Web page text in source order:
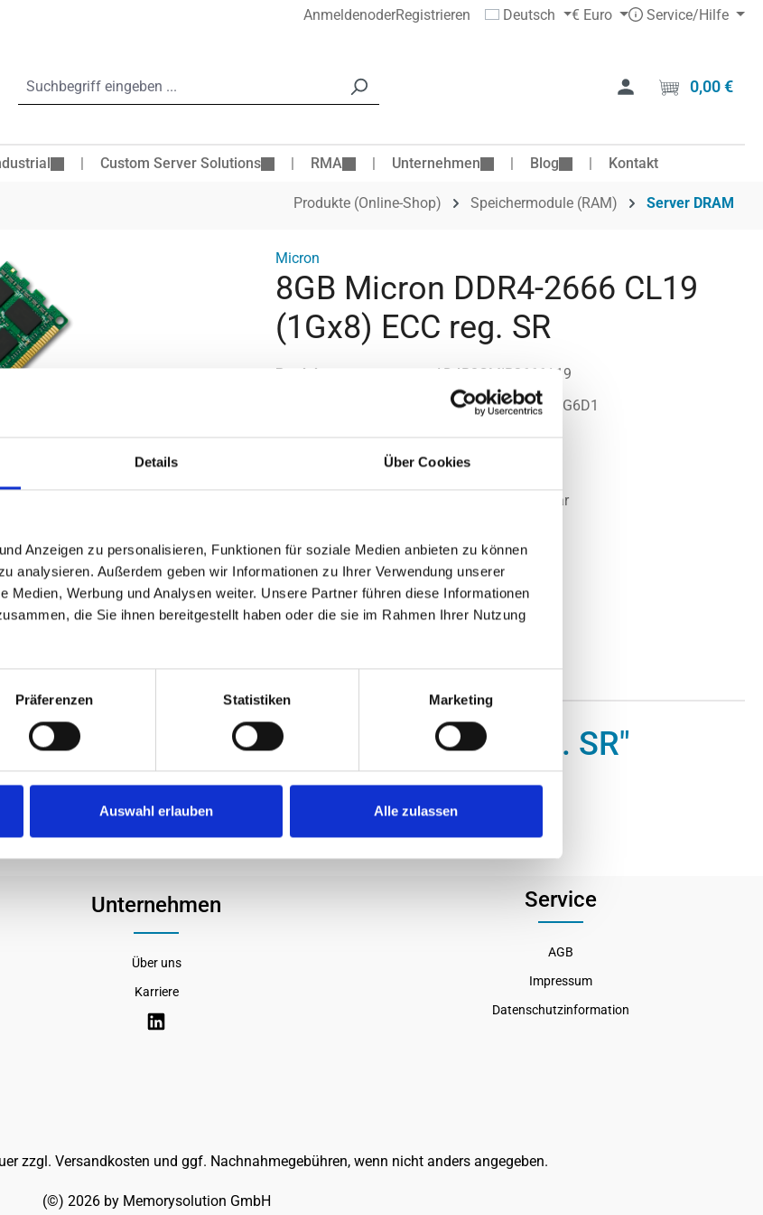
Details Über Cookies
Anzeigen zu personalisieren, Funktionen für soziale Medien anbieten zu können
analysieren. Außerdem geben wir Informationen zu Ihrer Verwendung unserer
Medien, Werbung und Analysen weiter. Unsere Partner führen diese Informationen
die Sie ihnen bereitgestellt haben oder die sie im Rahmen Ihrer Nutzung
Präferenzen Statistiken Marketing
Auswahl erlauben Alle zulassen
AnmeldenoderRegistrieren Deutsch € Euro Service/Hilfe
0,00 €
Custom Server Solutions RMA Unternehmen Blog Kontakt
Produkte (Online-Shop) Speichermodule (RAM) Server DRAM
Micron
8GB Micron DDR4-2666 CL19
(1Gx8) ECC reg. SR
Produktnummer:
AD4B8GMIR2666A19
MTA9ASF1G72PZ-2G6D1
Hersteller:
Micron
Nicht lagernd
Nicht mehr verfügbar
Preis auf Anfrage
DDR4-2666 CL19 (1Gx8) ECC reg. SR"
RoHS PC4-2666V
Unternehmen
Über uns
Karriere
Service
AGB
Impressum
Datenschutzinformation
zzgl. Versandkosten und ggf. Nachnahmegebühren, wenn nicht anders angegeben.
(©) 2026 by Memorysolution GmbH